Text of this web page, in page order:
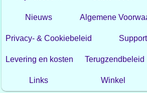
Nieuws Algemene
Privacy- & Cookiebeleid Support
Levering en kosten Terugzendbeleid
Links Winkel